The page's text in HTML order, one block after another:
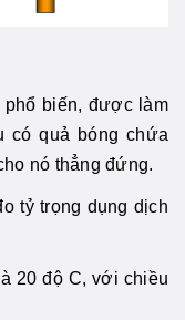
biến, được làm
có quả bóng chứa
nó thẳng đứng.
tỷ trọng dụng dịch
20 độ C, với chiều